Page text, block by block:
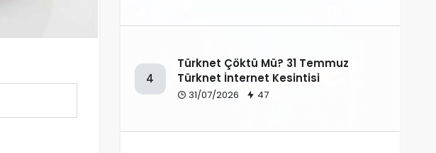
4
Türknet Çöktü Mü? 31 Temmuz
Türknet İnternet Kesintisi
31/07/2026 47